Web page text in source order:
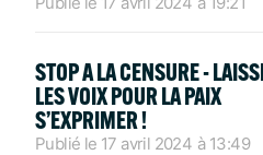
STOP A LA CENSURE -
LES VOIX POUR LA PAIX
S’EXPRIMER !
Publié le 17 avril 2024 à 13:49